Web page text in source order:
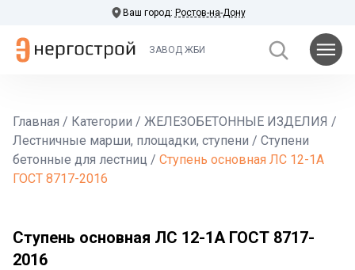
Ваш город: Ростов-на-Дону
ЗАВОД ЖБИ
Главная / Категории / ЖЕЛЕЗОБЕТОННЫЕ ИЗДЕЛИЯ /
Лестничные марши, площадки, ступени / Ступени
бетонные для лестниц / Ступень основная ЛС 12-1А
ГОСТ 8717-2016
Ступень основная ЛС 12-1А ГОСТ 8717-
2016